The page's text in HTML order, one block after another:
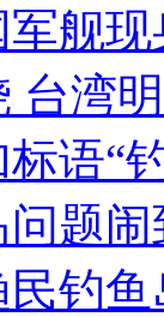
其击毙
踢
军舰
台湾
语“
问题
钓